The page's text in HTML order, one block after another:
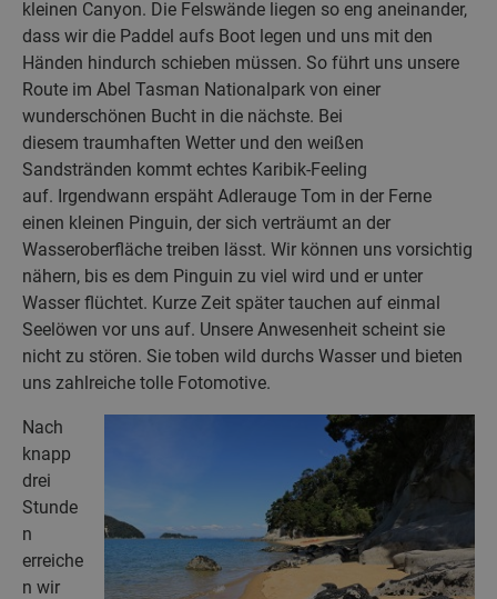
kleinen Canyon. Die Felswände liegen so eng aneinander,
dass wir die Paddel aufs Boot legen und uns mit den
Händen hindurch schieben müssen. So führt uns unsere
Route im Abel Tasman Nationalpark von einer
wunderschönen Bucht in die nächste. Bei
diesem traumhaften Wetter und den weißen
Sandstränden kommt echtes Karibik-Feeling
auf. Irgendwann erspäht Adlerauge Tom in der Ferne
einen kleinen Pinguin, der sich verträumt an der
Wasseroberfläche treiben lässt. Wir können uns vorsichtig
nähern, bis es dem Pinguin zu viel wird und er unter
Wasser flüchtet. Kurze Zeit später tauchen auf einmal
Seelöwen vor uns auf. Unsere Anwesenheit scheint sie
nicht zu stören. Sie toben wild durchs Wasser und bieten
uns zahlreiche tolle Fotomotive.
Nach
knapp
drei
Stunde
n
erreiche
n wir